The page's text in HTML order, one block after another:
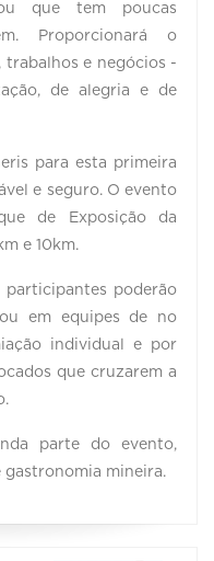
que tem poucas
Proporcionará o
trabalhos e negócios -
de alegria e de
para esta primeira
e seguro. O evento
de Exposição da
e 10km.
participantes poderão
em equipes de no
individual e por
que cruzarem a
parte do evento,
gastronomia mineira.